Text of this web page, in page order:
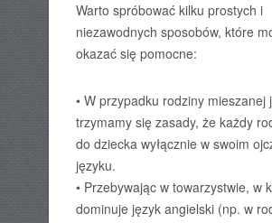
Warto spróbować kilku prostych i
niezawodnych sposobów, które
okazać się pomocne:
• W przypadku rodziny mieszanej
trzymamy się zasady, że każdy
do dziecka wyłącznie w swoim
języku.
• Przebywając w towarzystwie, w
dominuje język angielski (np. w